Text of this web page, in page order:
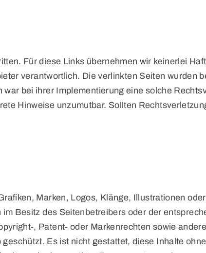
Für diese Links übernehmen wir keinerlei
verantwortlich. Die verlinkten Seiten wurden
bei ihrer Implementierung eine solche
Hinweise unzumutbar. Sollten
Marken, Logos, Klänge, Illustrationen
Besitz des Seitenbetreibers oder der
, Patent- oder Markenrechten sowie
Es ist nicht gestattet, diese Inhalte